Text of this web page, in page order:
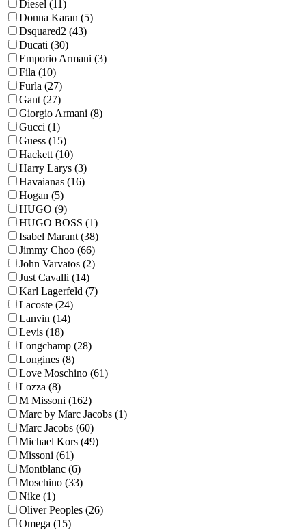
Diesel (11)
Donna Karan (5)
Dsquared2 (43)
Ducati (30)
Emporio Armani (3)
Fila (10)
Furla (27)
Gant (27)
Giorgio Armani (8)
Gucci (1)
Guess (15)
Hackett (10)
Harry Larys (3)
Havaianas (16)
Hogan (5)
HUGO (9)
HUGO BOSS (1)
Isabel Marant (38)
Jimmy Choo (66)
John Varvatos (2)
Just Cavalli (14)
Karl Lagerfeld (7)
Lacoste (24)
Lanvin (14)
Levis (18)
Longchamp (28)
Longines (8)
Love Moschino (61)
Lozza (8)
M Missoni (162)
Marc by Marc Jacobs (1)
Marc Jacobs (60)
Michael Kors (49)
Missoni (61)
Montblanc (6)
Moschino (33)
Nike (1)
Oliver Peoples (26)
Omega (15)